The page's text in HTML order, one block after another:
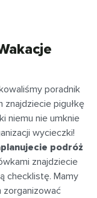
poradnik
znajdziecie pigułkę
niemu nie umknie
wycieczki!
podróż
znajdziecie
checklistę. Mamy
zorganizować